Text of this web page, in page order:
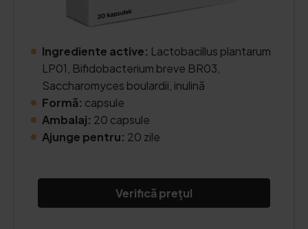
Ingrediente active: Lactobacillus plantarum
LP01, Bifidobacterium breve BR03,
Saccharomyces boulardii, inulină
Formă: capsule
Ambalaj: 20 capsule
Ajunge pentru: 20 zile
Verifică prețul